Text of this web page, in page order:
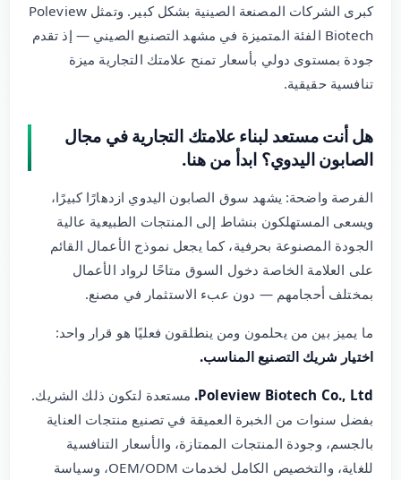
كبرى الشركات المصنعة الصينية بشكل كبير. وتمثل Poleview
Biotech الفئة المتميزة في مشهد التصنيع الصيني — إذ تقدم
جودة بمستوى دولي بأسعار تمنح علامتك التجارية ميزة
تنافسية حقيقية.
هل أنت مستعد لبناء علامتك التجارية في مجال
الصابون اليدوي؟ ابدأ من هنا.
الفرصة واضحة: يشهد سوق الصابون اليدوي ازدهارًا كبيرًا،
ويسعى المستهلكون بنشاط إلى المنتجات الطبيعية عالية
الجودة المصنوعة بحرفية، كما يجعل نموذج الأعمال القائم
على العلامة الخاصة دخول السوق متاحًا لرواد الأعمال
بمختلف أحجامهم — دون عبء الاستثمار في مصنع.
ما يميز بين من يحلمون ومن ينطلقون فعليًا هو قرار واحد:
اختيار شريك التصنيع المناسب.
Poleview Biotech Co., Ltd. مستعدة لتكون ذلك الشريك.
بفضل سنوات من الخبرة العميقة في تصنيع منتجات العناية
بالجسم، وجودة المنتجات الممتازة، والأسعار التنافسية
للغاية، والتخصيص الكامل لخدمات OEM/ODM، وسياسة